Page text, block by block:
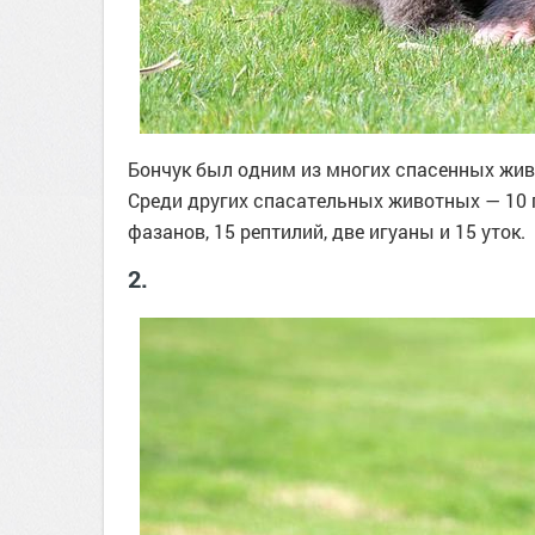
Бончук был одним из многих спасенных
Среди других спасательных животных — 10
фазанов, 15 рептилий, две игуаны и 15 уток.
2.